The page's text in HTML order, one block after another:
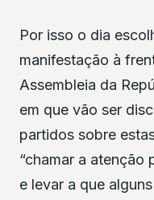
Por isso o dia
manifestação à
Assembleia da
em que vão ser
partidos sobre
“chamar a atenção
e levar a que